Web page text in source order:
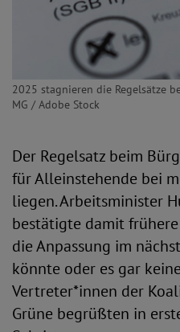
2025 stagnieren die Regelsätze
MG / Adobe Stock
Der Regelsatz beim
für Alleinstehende bei
liegen. Arbeitsminister
bestätigte damit
die Anpassung im
könnte oder es gar
Vertreter*innen der
Grüne begrüßten in